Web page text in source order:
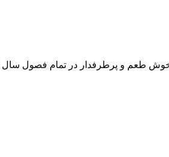
خوش ‌طعم و پرطرفدار در تمام فصول